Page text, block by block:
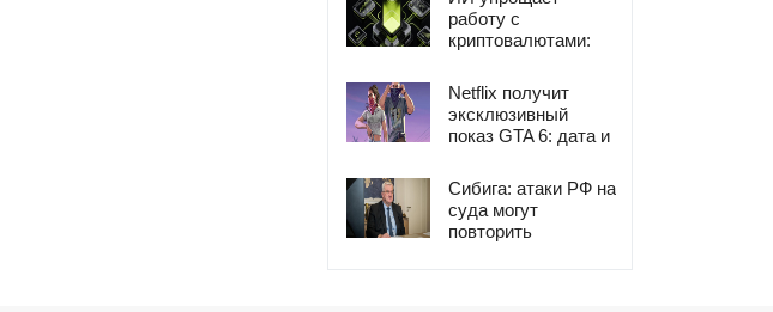
работу с
криптовалютами:
управление
Netflix получит
эксклюзивный
показ GTA 6: дата и
Сибига: атаки РФ на
суда могут
повторить